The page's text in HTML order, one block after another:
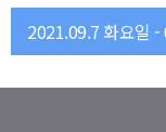
2021.09.7 화요일